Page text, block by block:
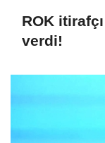
ROK
verdi!